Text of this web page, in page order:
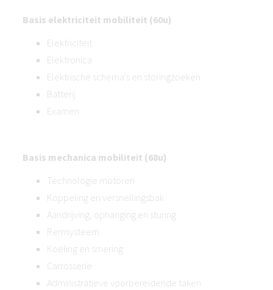
Basis elektriciteit mobiliteit (60u)
Elektriciteit
Elektronica
Elektrische schema's en storingzoeken
Batterij
Examen
Basis mechanica mobiliteit (68u)
Technologie motoren
Koppeling en versnellingsbak
Aandrijving, ophanging en sturing
Remsysteem
Koeling en smering
Carrosserie
Administratieve voorbereidende taken